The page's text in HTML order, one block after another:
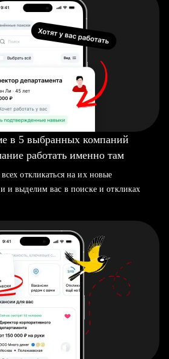
в 5 выбранных компаний
работать именно там
откликаться на их новые
и выделим вас в поиске и откликах